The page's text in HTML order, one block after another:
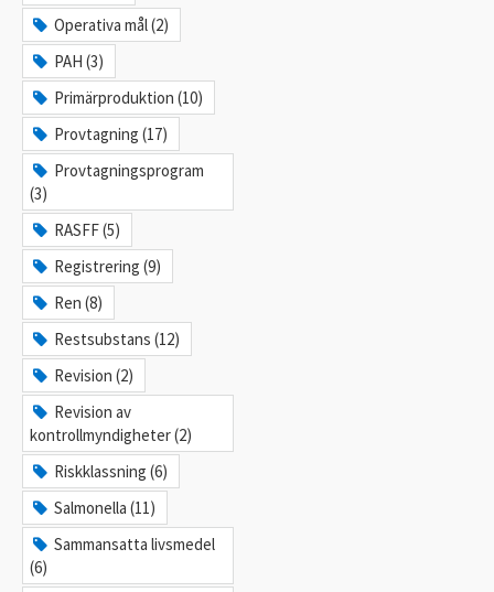
Operativa mål (2)
PAH (3)
Primärproduktion (10)
Provtagning (17)
Provtagningsprogram
(3)
RASFF (5)
Registrering (9)
Ren (8)
Restsubstans (12)
Revision (2)
Revision av
kontrollmyndigheter (2)
Riskklassning (6)
Salmonella (11)
Sammansatta livsmedel
(6)